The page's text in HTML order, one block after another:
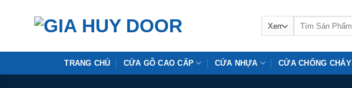
TRANG CHỦ CỬA GỖ CAO CẤP CỬA NHỰA CỬA CHỐNG CHÁY